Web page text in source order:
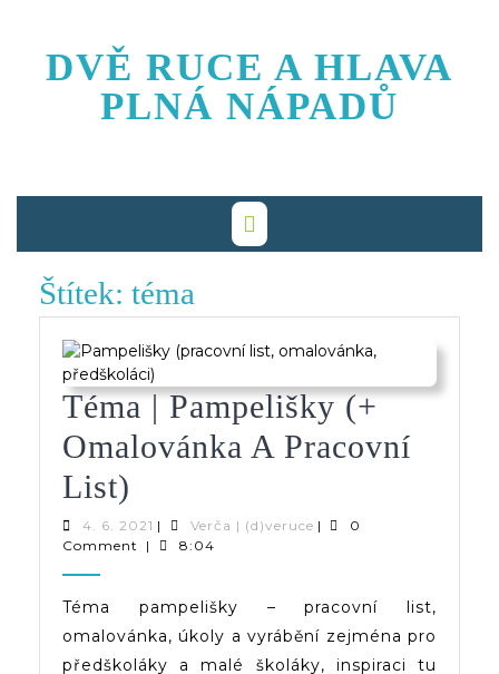
content
DVĚ RUCE A HLAVA
PLNÁ NÁPADŮ
Štítek: téma
Téma | Pampelišky (+
Omalovánka A Pracovní
List)
|
Pampelišky
(+
Omalovánka
4. 6. 2021 4.
6.
| Verča | (d)veruceVerča
|
0
Comment
| 8:04
Téma pampelišky – pracovní list,
omalovánka, úkoly a vyrábění zejména pro
předškoláky a malé školáky, inspiraci tu